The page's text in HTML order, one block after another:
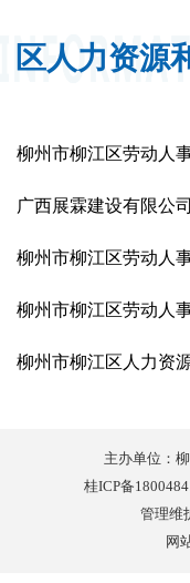
区人力资源
主办单位：
桂ICP备
管理维
网